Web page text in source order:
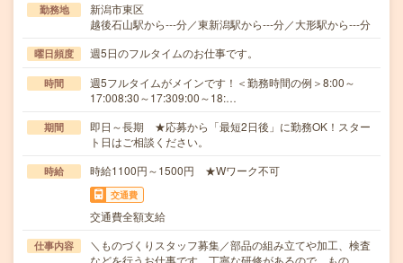
勤務地
新潟市東区
越後石山駅から---分／東新潟駅から---分／大形駅から---分
曜日頻度 週5日のフルタイムのお仕事です。
時間
週5フルタイムがメインです！＜勤務時間の例＞8:00～
17:008:30～17:309:00～18:…
期間
即日～長期 ★応募から「最短2日後」に勤務OK！スター
ト日はご相談ください。
時給 時給1100円～1500円 ★Wワーク不可
交通費
交通費全額支給
仕事内容
＼ものづくりスタッフ募集／部品の組み立てや加工、検査
などを行うお仕事です。丁寧な研修があるので、もの…